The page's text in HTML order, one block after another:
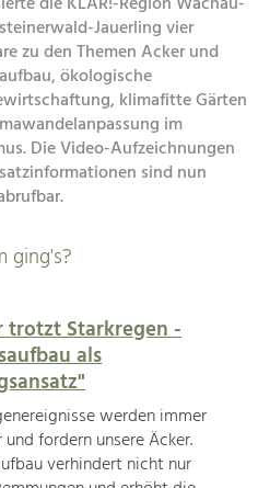
and
Jauerling vier
zu den Themen Acker und
ökologische
klimafitte Gärten
im
Die Video-Aufzeichnungen
sind nun
ging's?
trotzt Starkregen -
als
werden immer
fordern unsere Äcker.
verhindert nicht nur